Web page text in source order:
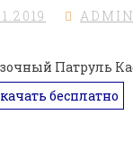
ADMIN
бесплатно